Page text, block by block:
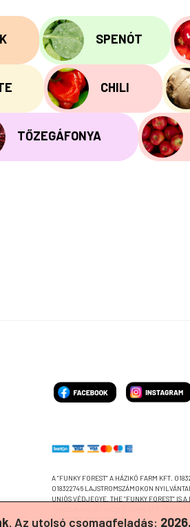
SPENÓT
CHILI
TŐZEGÁFONYA
A ”FUNKY FOREST” A HÁZIKÓ FARM KFT.
018322746 LAJSTROMSZÁMOKON
UNIÓS VÉDJEGYE. THE ”FUNKY FOREST” IS A
018322762 AND 018322746
. Az utolsó csomagfeladás: